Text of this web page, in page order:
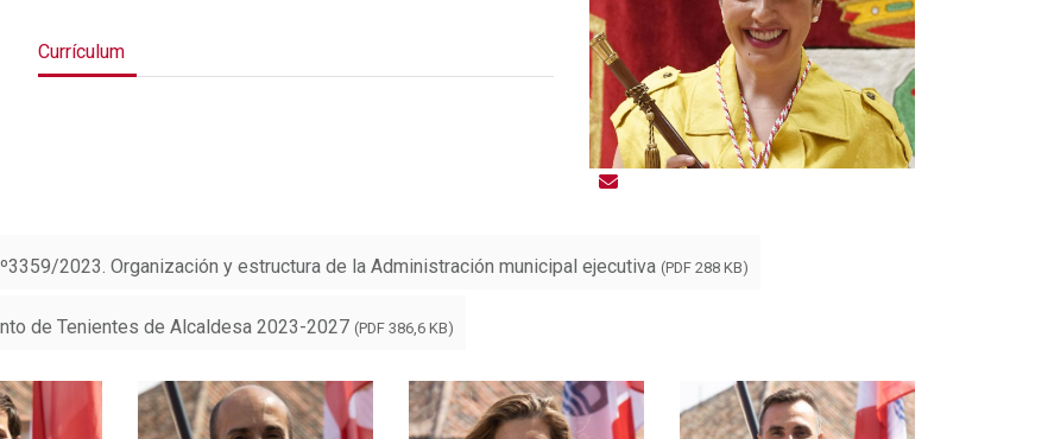
Currículum
2023. Organización y estructura de la Administración municipal ejecutiva (PDF 288 KB)
de Tenientes de Alcaldesa 2023-2027 (PDF 386,6 KB)